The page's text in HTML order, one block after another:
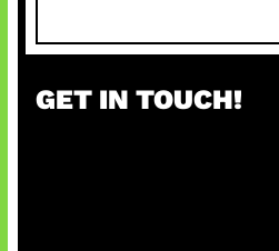
a
c
GET IN TOUCH!